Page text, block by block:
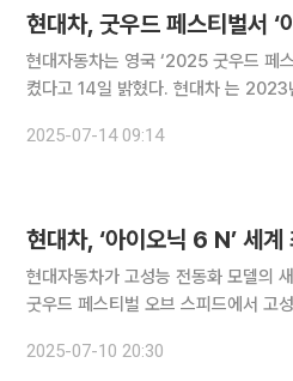
현대차, 굿우드 페스티벌서
현대자동차는 영국 ‘2025 굿우드 페
켰다고 14일 밝혔다. 현대차 는 2023
기념, 고성능 브랜드로서의 위상을 공
2025-07-14 09:14
현대차, ‘아이오닉 6 N’ 세
현대자동차가 고성능 전동화 모델의 새로운 패러다임을
굿우드 페스티벌 오브 스피드에서 고
2025-07-10 20:30